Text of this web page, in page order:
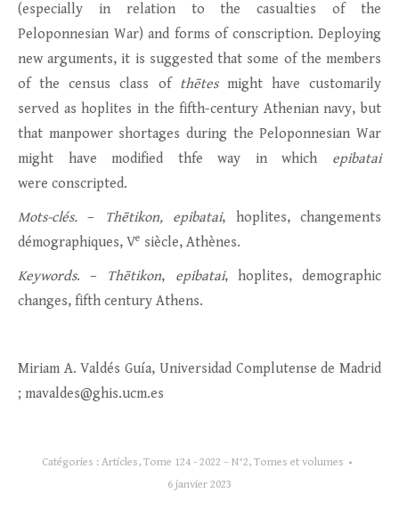
(especially in relation to the casualties of the
Peloponnesian War) and forms of conscription. Deploying
new arguments, it is suggested that some of the members
of the census class of thētesmight have customarily
served as hoplites in the fifth-century Athenian navy, but
that manpower shortages during the Peloponnesian War
might have modified thfe way in which epibatai
were conscripted.
Mots-clés.– Thētikon, epibatai, hoplites, changements
démographiques, Ve siècle, Athènes.
Keywords. – Thētikon, epibatai, hoplites, demographic
changes, fifth century Athens.
Miriam A. Valdés Guía, Universidad Complutense de Madrid
; mavaldes@ghis.ucm.es
Catégories : Articles, Tome 124 - 2022 – N°2, Tomes et volumes
6 janvier 2023